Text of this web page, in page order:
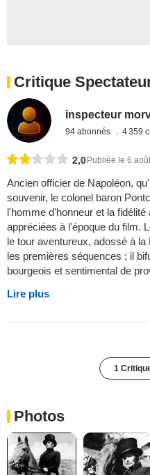
Critique
inspecteur
94 abonnés 4 359
2,0 Publiée le 6
Ancien officier de Napoléon,
souvenir, le colonel baron
l'homme d'honneur et la
appréciées à l'époque du film.
le tour aventureux, adossé à
les premières séquences ; il
bourgeois et sentimental de
Lire plus
1
Photos